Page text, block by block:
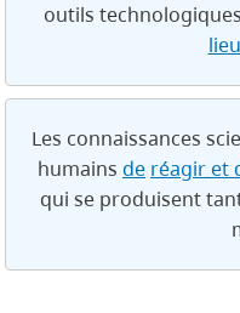
outils
Les connaissances
humains de réagir et
qui se produisent tant